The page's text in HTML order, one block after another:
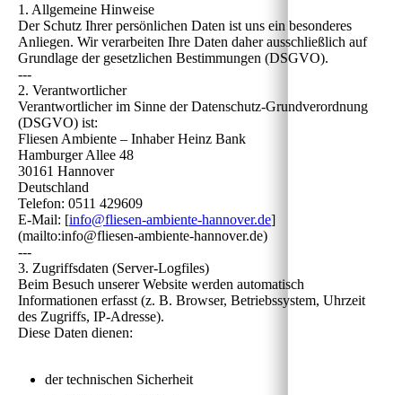
1. Allgemeine Hinweise
Der Schutz Ihrer persönlichen Daten ist uns ein besonderes
Anliegen. Wir verarbeiten Ihre Daten daher ausschließlich auf
Grundlage der gesetzlichen Bestimmungen (DSGVO).
---
2. Verantwortlicher
Verantwortlicher im Sinne der Datenschutz-Grundverordnung
(DSGVO) ist:
Fliesen Ambiente – Inhaber Heinz Bank
Hamburger Allee 48
30161 Hannover
Deutschland
Telefon: 0511 429609
E-Mail: [info@fliesen-ambiente-hannover.de]
(mailto:info@fliesen-ambiente-hannover.de)
---
3. Zugriffsdaten (Server-Logfiles)
Beim Besuch unserer Website werden automatisch
Informationen erfasst (z. B. Browser, Betriebssystem, Uhrzeit
des Zugriffs, IP-Adresse).
Diese Daten dienen:
der technischen Sicherheit